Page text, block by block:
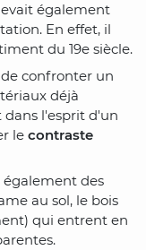
également
En effet, il
du 19e siècle.
confronter un
déjà
dans l'esprit d'un
le contraste
également des
au sol, le bois
qui entrent en